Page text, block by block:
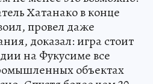
Хатанако в конце
провел даже
доказал: игра стоит
на Фукусиме все
объектах